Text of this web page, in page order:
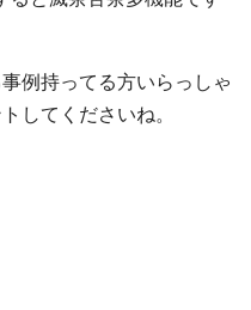
例持ってる方いらっしゃ
してくださいね。